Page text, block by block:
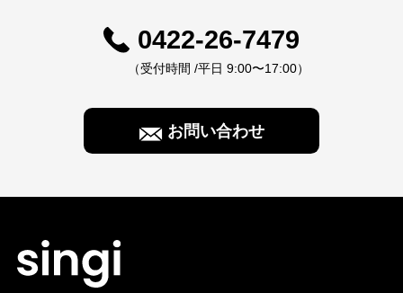
0422-26-7479
（受付時間 /平日 9:00〜17:00）
お問い合わせ